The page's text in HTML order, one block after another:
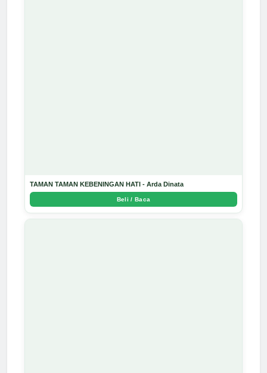
TAMAN TAMAN KEBENINGAN HATI - Arda Dinata
Beli / Baca